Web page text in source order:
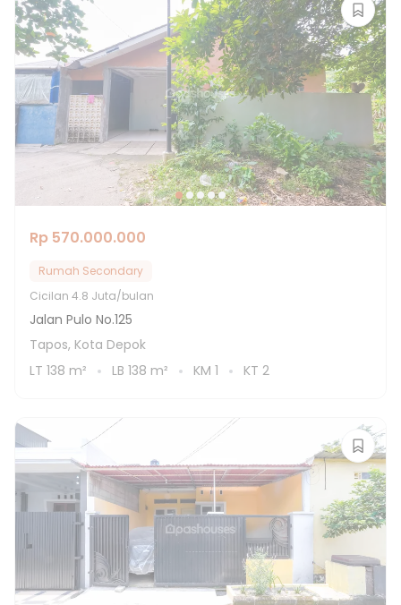
Rp 570.000.000
Rumah Secondary
Cicilan 4.8 Juta/bulan
Jalan Pulo No.125
Tapos, Kota Depok
LT 138 m² LB 138 m² KM 1 KT 2